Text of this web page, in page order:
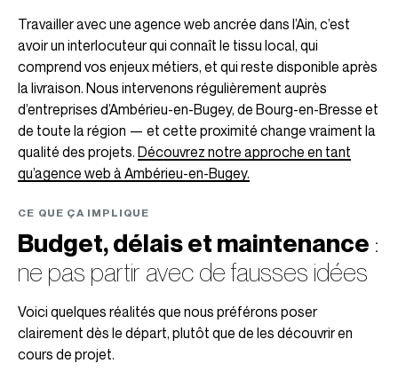
Travailler avec une agence web ancrée dans l’Ain, c’est
avoir un interlocuteur qui connaît le tissu local, qui
comprend vos enjeux métiers, et qui reste disponible après
la livraison. Nous intervenons régulièrement auprès
d’entreprises d’Ambérieu-en-Bugey, de Bourg-en-Bresse et
de toute la région — et cette proximité change vraiment la
qualité des projets. Découvrez notre approche en tant
qu’agence web à Ambérieu-en-Bugey.
CE QUE ÇA IMPLIQUE
Budget, délais et maintenance :
ne pas partir avec de fausses idées
Voici quelques réalités que nous préférons poser
clairement dès le départ, plutôt que de les découvrir en
cours de projet.